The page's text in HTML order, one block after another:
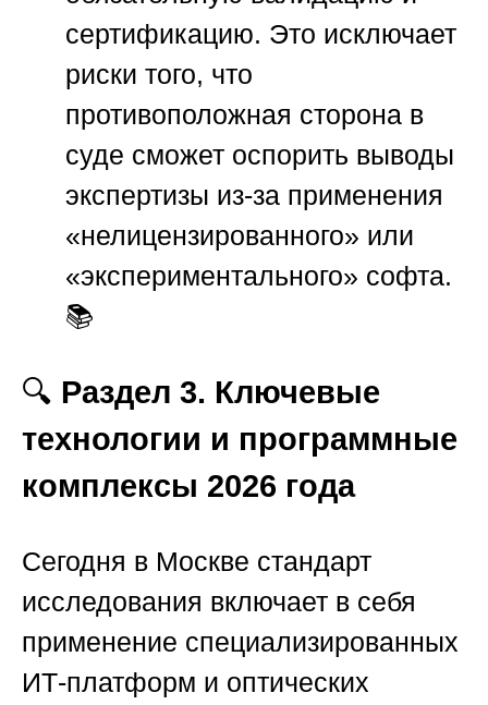
сертификацию. Это исключает
риски того, что
противоположная сторона в
суде сможет оспорить выводы
экспертизы из-за применения
«нелицензированного» или
«экспериментального» софта.
📚
🔍 Раздел 3. Ключевые
технологии и программные
комплексы 2026 года
Сегодня в Москве стандарт
исследования включает в себя
применение специализированных
ИТ-платформ и оптических